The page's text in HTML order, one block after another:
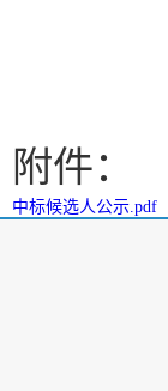
附件：
中标候选人公示.pdf